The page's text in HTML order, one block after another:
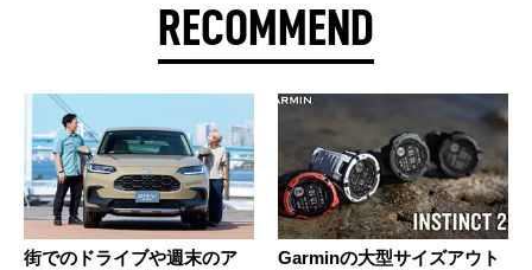
RECOMMEND
街でのドライブや週末のア
Garminの大型サイズアウト